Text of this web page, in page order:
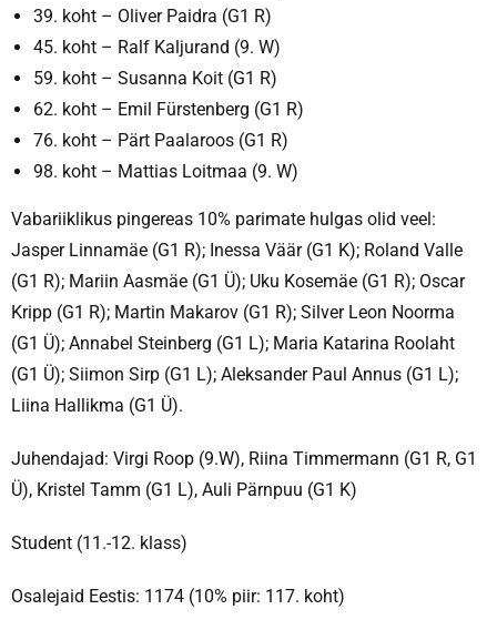
39. koht – Oliver Paidra (G1 R)
45. koht – Ralf Kaljurand (9. W)
59. koht – Susanna Koit (G1 R)
62. koht – Emil Fürstenberg (G1 R)
76. koht – Pärt Paalaroos (G1 R)
98. koht – Mattias Loitmaa (9. W)
Vabariiklikus pingereas 10% parimate hulgas olid veel:
Jasper Linnamäe (G1 R); Inessa Väär (G1 K); Roland Valle
(G1 R); Mariin Aasmäe (G1 Ü); Uku Kosemäe (G1 R); Oscar
Kripp (G1 R); Martin Makarov (G1 R); Silver Leon Noorma
(G1 Ü); Annabel Steinberg (G1 L); Maria Katarina Roolaht
(G1 Ü); Siimon Sirp (G1 L); Aleksander Paul Annus (G1 L);
Liina Hallikma (G1 Ü).
Juhendajad: Virgi Roop (9.W), Riina Timmermann (G1 R, G1
Ü), Kristel Tamm (G1 L), Auli Pärnpuu (G1 K)
Student (11.-12. klass)
Osalejaid Eestis: 1174 (10% piir: 117. koht)